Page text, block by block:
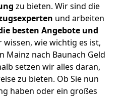
zu bieten. Wir sind die
und arbeiten
besten Angebote und
wissen, wie wichtig es ist,
Mainz nach Baunach Geld
setzen wir alles daran,
zu bieten. Ob Sie nun
haben oder ein großes